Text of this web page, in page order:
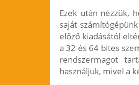
Ezek után nézzük,
saját
előző kiadásától
a 32 és 64 bites
rendszermagot
használjuk, mivel a